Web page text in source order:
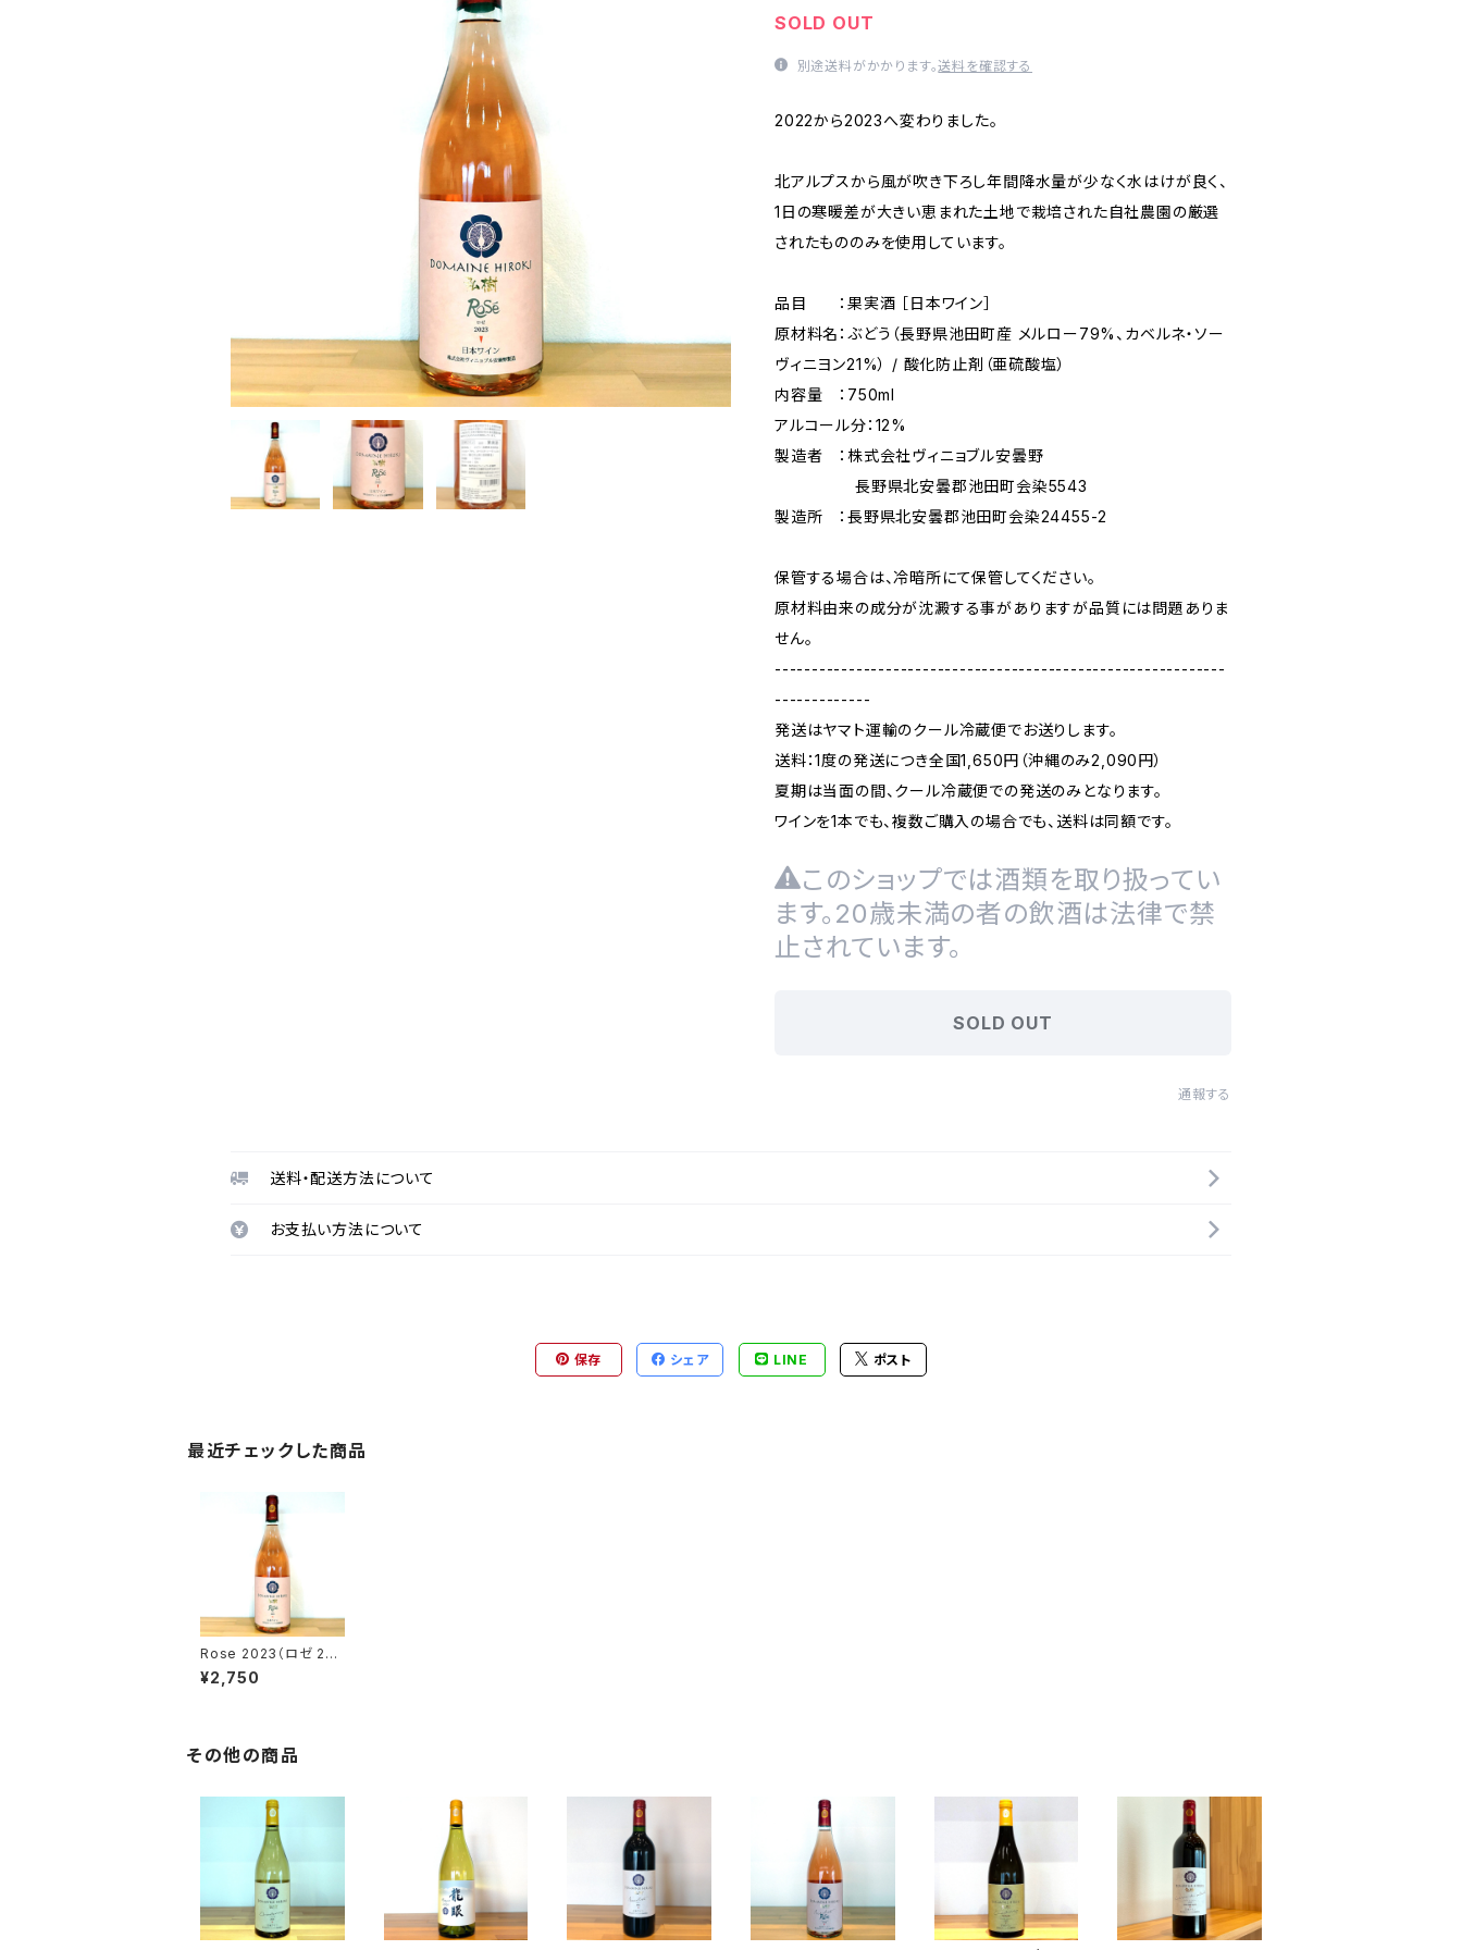
SOLD OUT
別途送料がかかります。送料を確認する
2022から2023へ変わりました。
北アルプスから風が吹き下ろし年間降水量が少なく水はけが良く、
1日の寒暖差が大きい恵まれた土地で栽培された自社農園の厳選
されたもののみを使用しています。
品目 ：果実酒 ［日本ワイン］
原材料名：ぶどう（長野県池田町産 メルロー79%、カベルネ・ソー
ヴィニヨン21%） / 酸化防止剤（亜硫酸塩）
内容量 ：750ml
アルコール分：12%
製造者 ：株式会社ヴィニョブル安曇野
長野県北安曇郡池田町会染5543
製造所 ：長野県北安曇郡池田町会染24455-2
保管する場合は、冷暗所にて保管してください。
原材料由来の成分が沈澱する事がありますが品質には問題ありま
せん。
-------------------------------------------------------------
-------------
発送はヤマト運輸のクール冷蔵便でお送りします。
送料：1度の発送につき全国1,650円（沖縄のみ2,090円）
夏期は当面の間、クール冷蔵便での発送のみとなります。
ワインを1本でも、複数ご購入の場合でも、送料は同額です。
このショップでは酒類を取り扱ってい
ます。20歳未満の者の飲酒は法律で禁
止されています。
SOLD OUT
通報する
送料・配送方法について
お支払い方法について
保存 シェア LINE ポスト
最近チェックした商品
Rose 2023（ロゼ 202
3）
¥2,750
その他の商品